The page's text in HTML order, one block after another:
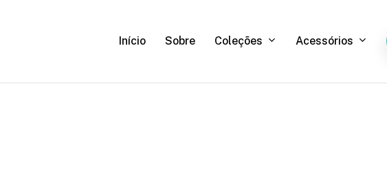
Início Sobre Coleções Acessórios